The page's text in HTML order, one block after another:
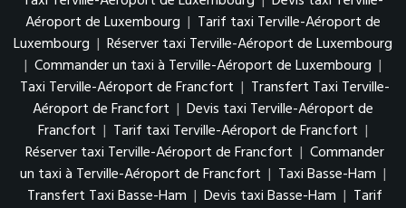
Aéroport de Luxembourg | Tarif taxi Terville-Aéroport de
Luxembourg | Réserver taxi Terville-Aéroport de Luxembourg
| Commander un taxi à Terville-Aéroport de Luxembourg |
Taxi Terville-Aéroport de Francfort | Transfert Taxi Terville-
Aéroport de Francfort | Devis taxi Terville-Aéroport de
Francfort | Tarif taxi Terville-Aéroport de Francfort |
Réserver taxi Terville-Aéroport de Francfort | Commander
un taxi à Terville-Aéroport de Francfort | Taxi Basse-Ham |
Transfert Taxi Basse-Ham | Devis taxi Basse-Ham | Tarif